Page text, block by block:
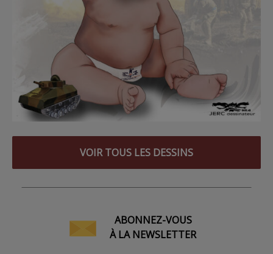
VOIR TOUS LES DESSINS
ABONNEZ-VOUS
À LA NEWSLETTER